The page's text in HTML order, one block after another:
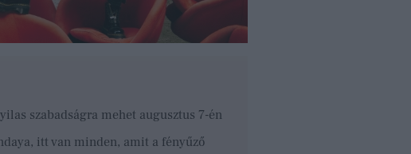
szabadságra mehet augusztus 7-én
itt van minden, amit a fényűző